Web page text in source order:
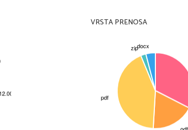
še spomnila na stekleničko v omarici z
to izhod? Nisem vedela. Saj sem vendar
VRSTA PRENOSA